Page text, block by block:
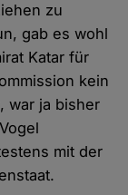
zu
gab es wohl
Katar für
kein
war ja bisher
mit der